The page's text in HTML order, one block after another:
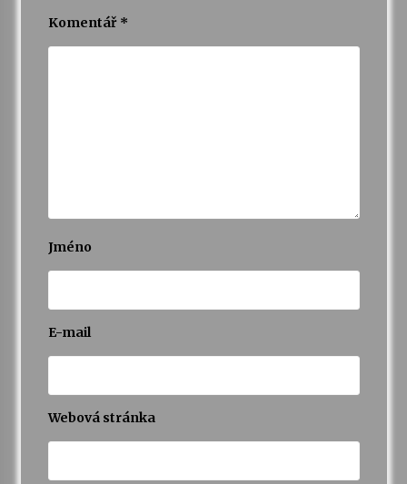
Komentář *
Jméno
E-mail
Webová stránka